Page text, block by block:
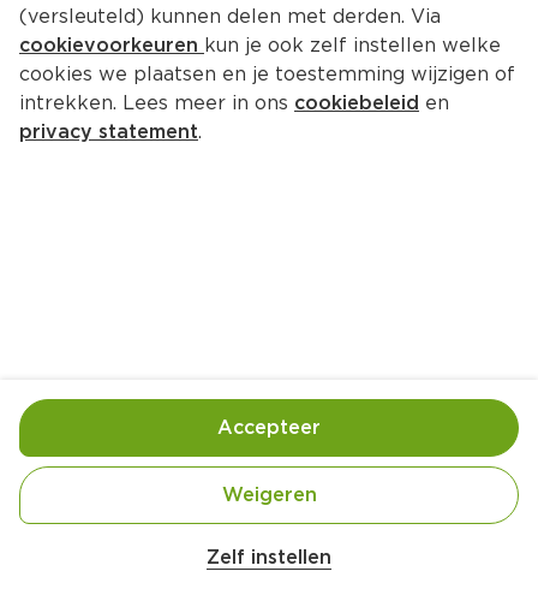
PLUS Bourgondische kippendij
Per 125 gram  (per kilo €22.32)
Handige informatie over dit product
Beter Leven 1 Ster
Nutri-Score D
(versleuteld) kunnen delen met derden. Via
cookievoorkeuren kun je ook zelf instellen welke
cookies we plaatsen en je toestemming wijzigen of
intrekken. Lees meer in ons cookiebeleid en
privacy statement.
Zelf instellen
Weigeren
Accepteer